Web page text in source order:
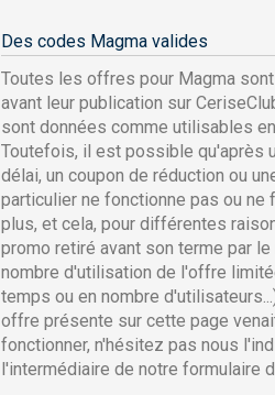
Des codes Magma valides
Toutes les offres pour Magma
avant leur publication sur
sont données comme utilisables
Toutefois, il est possible qu'après
délai, un coupon de réduction ou
particulier ne fonctionne pas ou ne
plus, et cela, pour différentes
promo retiré avant son terme par le
nombre d'utilisation de l'offre
temps ou en nombre
offre présente sur cette page
fonctionner, n'hésitez pas nous
l'intermédiaire de notre formulaire